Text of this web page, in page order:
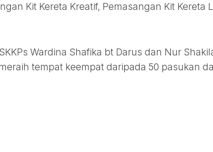
Kit Kereta Kreatif, Pemasangan Kit Kereta
Wardina Shafika bt Darus dan Nur
tempat keempat daripada 50 pasukan